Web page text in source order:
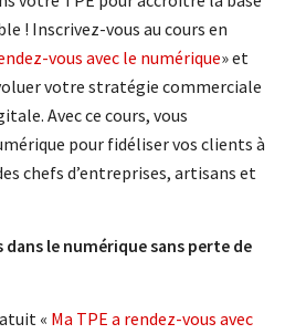
! Inscrivez-vous au cours en
vous avec le numérique» et
votre stratégie commerciale
Avec ce cours, vous
pour fidéliser vos clients à
chefs d’entreprises, artisans et
dans le numérique sans perte de
« Ma TPE a rendez-vous avec